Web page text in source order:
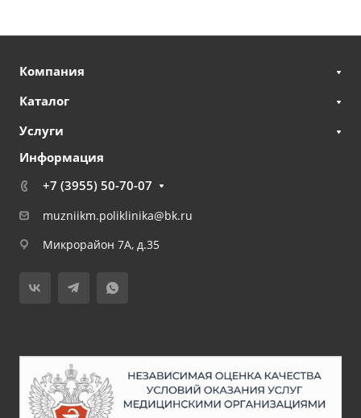
Компания
Каталог
Услуги
Информация
+7 (3955) 50-70-07
muzniikm.poliklinika@bk.ru
Микрорайон 7А, д.35